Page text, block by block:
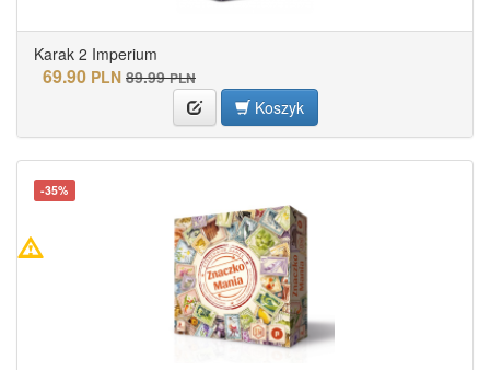
Karak 2 Imperium
69.90 PLN 89.99 PLN
Koszyk
-35%